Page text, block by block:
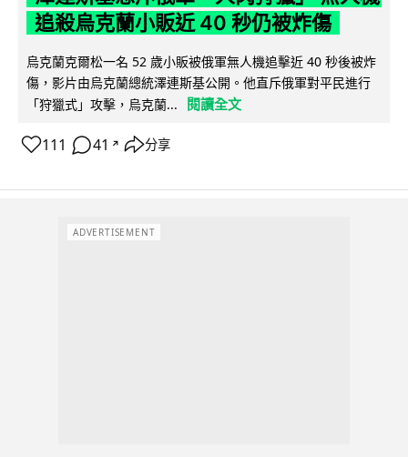
追殺烏克蘭小販近 40 秒仍被炸傷
烏克蘭克爾松一名 52 歲小販被俄軍無人機追擊近 40 秒後被炸
傷，影片由烏克蘭總統澤連斯基公開。他直斥俄軍對平民進行
「狩獵式」攻擊，烏克蘭...
閱讀全文
111 41 ↗ 分享
ADVERTISEMENT